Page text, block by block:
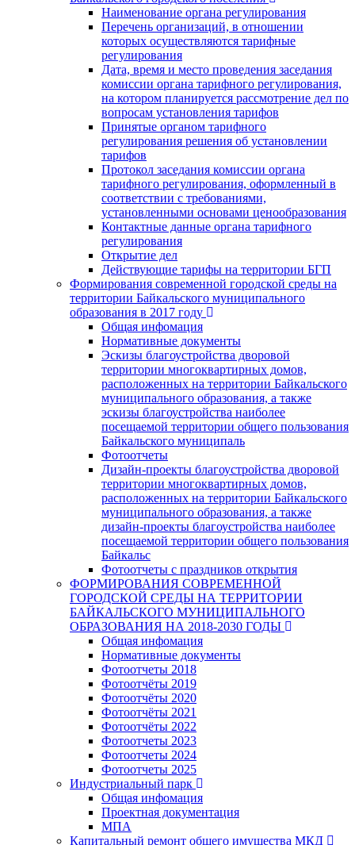
Наименование органа регулирования
Перечень организаций, в отношении
которых осуществляются тарифные
регулирования
Дата, время и место проведения заседания
комиссии органа тарифного регулирования,
на котором планируется рассмотрение дел по
вопросам установления тарифов
Принятые органом тарифного
регулирования решения об установлении
тарифов
Протокол заседания комиссии органа
тарифного регулирования, оформленный в
соответствии с требованиями,
установленными основами ценообразования
Контактные данные органа тарифного
регулирования
Открытие дел
Действующие тарифы на территории БГП
Формирования современной городской среды на
территории Байкальского муниципального
образования в 2017 году
Общая инфомация
Нормативные документы
Эскизы благоустройства дворовой
территории многоквартирных домов,
расположенных на территории Байкальского
муниципального образования, а также
эскизы благоустройства наиболее
посещаемой территории общего пользования
Байкальского муниципаль
Фотоотчеты
Дизайн-проекты благоустройства дворовой
территории многоквартирных домов,
расположенных на территории Байкальского
муниципального образования, а также
дизайн-проекты благоустройства наиболее
посещаемой территории общего пользования
Байкальс
Фотоотчеты с праздников открытия
ФОРМИРОВАНИЯ СОВРЕМЕННОЙ
ГОРОДСКОЙ СРЕДЫ НА ТЕРРИТОРИИ
БАЙКАЛЬСКОГО МУНИЦИПАЛЬНОГО
ОБРАЗОВАНИЯ НА 2018-2030 ГОДЫ
Общая инфомация
Нормативные документы
Фотоотчеты 2018
Фотоотчёты 2019
Фотоотчёты 2020
Фотоотчёты 2021
Фотоотчёты 2022
Фотоотчеты 2023
Фотоотчеты 2024
Фотоотчеты 2025
Индустриальный парк
Общая инфомация
Проектная документация
МПА
Капитальный ремонт общего имущества МКД